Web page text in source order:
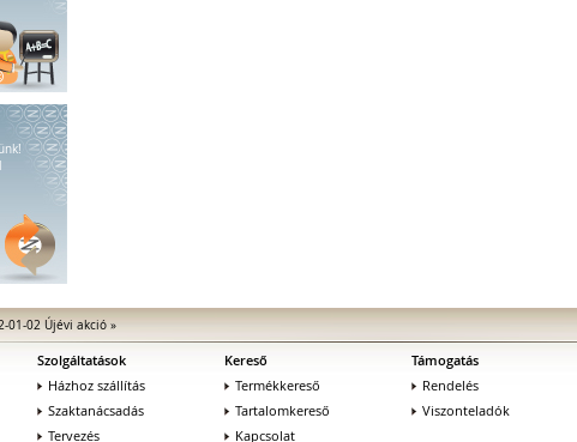
01-02 Újévi akció»
Szolgáltatások
Házhoz szállítás
Szaktanácsadás
Tervezés
Kereső
Termékkereső
Tartalomkereső
Kapcsolat
Támogatás
Rendelés
Viszonteladók